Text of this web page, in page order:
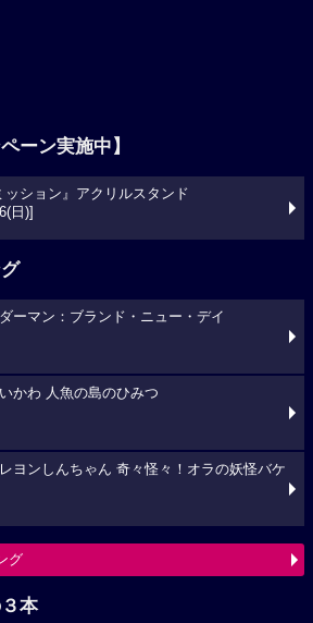
ーン実施中】
ッション』アクリルスタンド
日)]
ーマン：ブランド・ニュー・デイ
かわ 人魚の島のひみつ
ヨンしんちゃん 奇々怪々！オラの妖怪バケ
グ
本